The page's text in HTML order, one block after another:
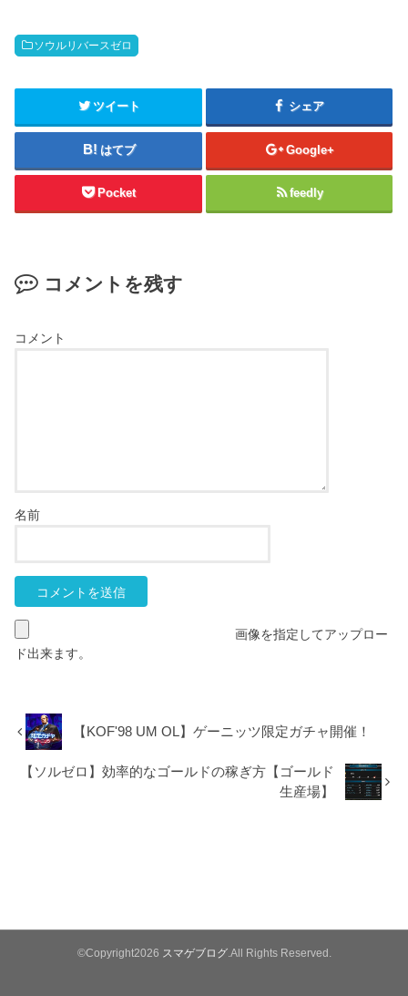
ソウルリバースゼロ
ツイート シェア
はてブ Google+
Pocket feedly
コメントを残す
コメント
名前
画像を指定してアップロー
ド出来ます。
【KOF'98 UM OL】ゲーニッツ限定ガチャ開催！
【ソルゼロ】効率的なゴールドの稼ぎ方【ゴールド
生産場】
©Copyright2026 スマゲブログ .All Rights Reserved.